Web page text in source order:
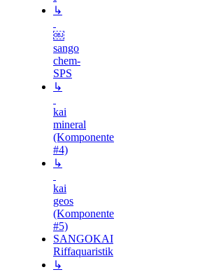
↳
￼
sango
chem-
SPS
↳
kai
mineral
(Komponente
#4)
↳
kai
geos
(Komponente
#5)
SANGOKAI
Riffaquaristik
↳